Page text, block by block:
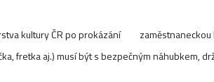
kultury ČR po prokázání zaměstnaneckou
fretka aj.) musí být sbezpečným náhubkem, dr